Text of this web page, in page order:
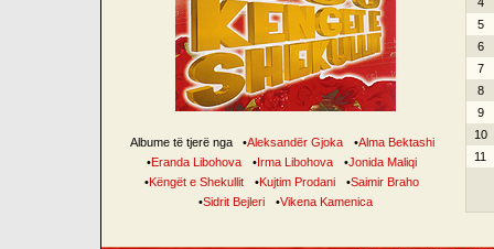
Albume të tjerë nga •Aleksandër Gjoka •Alma Bektashi
•Eranda Libohova •Irma Libohova •Jonida Maliqi
•Këngët e Shekullit •Kujtim Prodani •Saimir Braho
•Sidrit Bejleri •Vikena Kamenica
5
6
7
8
9
10
11